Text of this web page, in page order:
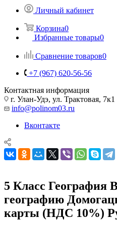
Личный кабинет
Корзина0
Избранные товары0
Сравнение товаров0
+7 (967) 620-56-56
Контактная информация
г. Улан-Удэ, ул. Трактовая, 7к1
info@polinom03.ru
Вконтакте
5 Класс География
географию
карты (НДС 10%)